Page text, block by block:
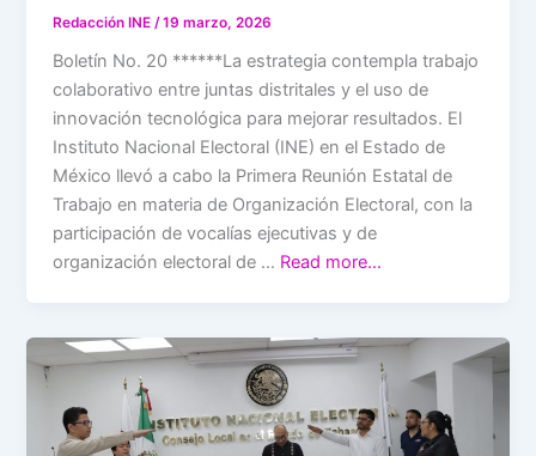
Redacción INE /19 marzo, 2026
Boletín No. 20 ******La estrategia contempla trabajo
colaborativo entre juntas distritales y el uso de
innovación tecnológica para mejorar resultados. El
Instituto Nacional Electoral (INE) en el Estado de
México llevó a cabo la Primera Reunión Estatal de
Trabajo en materia de Organización Electoral, con la
participación de vocalías ejecutivas y de
organización electoral de … Read more…